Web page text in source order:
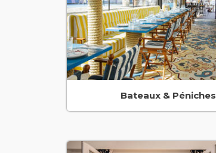
Bateaux & Péniches